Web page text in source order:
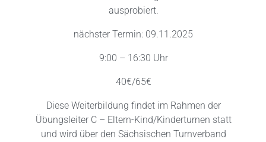
ausprobiert.
nächster Termin: 09.11.2025
9:00 – 16:30 Uhr
40€/65€
Diese Weiterbildung findet im Rahmen der
Übungsleiter C – Eltern-Kind/Kinderturnen statt
und wird über den Sächsischen Turnverband